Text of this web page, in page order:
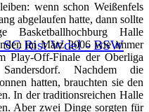
SC Rist Wdel - BSW
wenn schon Weißenfels
abgelaufen hatte, dann sollte
Basketballhochburg Halle
im März 2006 wie immer
Play-Off-Finale der Oberliga
Nachdem die
hatten, brauchten sie den
In der traditionsreichen Halle
Aber zwei Dinge sorgten für